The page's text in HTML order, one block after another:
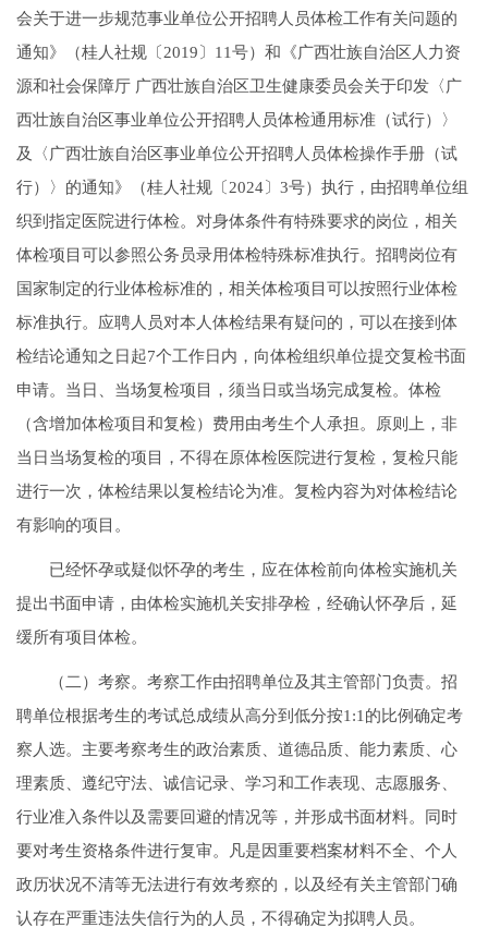
会关于进一步规范事业单位公开招聘人员体检工作有关问题的
通知》（桂人社规〔2019〕11号）和《广西壮族自治区人力资
源和社会保障厅 广西壮族自治区卫生健康委员会关于印发〈广
西壮族自治区事业单位公开招聘人员体检通用标准（试行）〉
及〈广西壮族自治区事业单位公开招聘人员体检操作手册（试
行）〉的通知》（桂人社规〔2024〕3号）执行，由招聘单位组
织到指定医院进行体检。对身体条件有特殊要求的岗位，相关
体检项目可以参照公务员录用体检特殊标准执行。招聘岗位有
国家制定的行业体检标准的，相关体检项目可以按照行业体检
标准执行。应聘人员对本人体检结果有疑问的，可以在接到体
检结论通知之日起7个工作日内，向体检组织单位提交复检书面
申请。当日、当场复检项目，须当日或当场完成复检。体检
（含增加体检项目和复检）费用由考生个人承担。原则上，非
当日当场复检的项目，不得在原体检医院进行复检，复检只能
进行一次，体检结果以复检结论为准。复检内容为对体检结论
有影响的项目。
已经怀孕或疑似怀孕的考生，应在体检前向体检实施机关
提出书面申请，由体检实施机关安排孕检，经确认怀孕后，延
缓所有项目体检。
（二）考察。考察工作由招聘单位及其主管部门负责。招
聘单位根据考生的考试总成绩从高分到低分按1:1的比例确定考
察人选。主要考察考生的政治素质、道德品质、能力素质、心
理素质、遵纪守法、诚信记录、学习和工作表现、志愿服务、
行业准入条件以及需要回避的情况等，并形成书面材料。同时
要对考生资格条件进行复审。凡是因重要档案材料不全、个人
政历状况不清等无法进行有效考察的，以及经有关主管部门确
认存在严重违法失信行为的人员，不得确定为拟聘人员。